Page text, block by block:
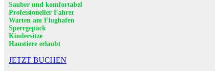
Sauber und komfortabel
Professioneller Fahrer
Warten am Flughafen
Sperrgepäck
Kindersitze
Haustiere erlaubt
JETZT BUCHEN